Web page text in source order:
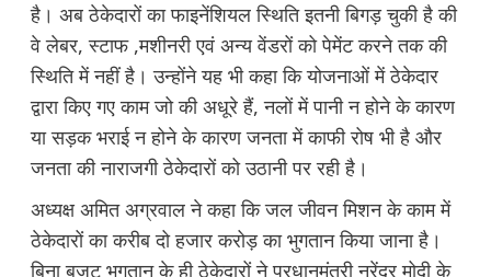
है। अब ठेकेदारों का फाइनेंशियल स्थिति इतनी बिगड़ चुकी है की
वे लेबर, स्टाफ ,मशीनरी एवं अन्य वेंडरों को पेमेंट करने तक की
स्थिति में नहीं है। उन्होंने यह भी कहा कि योजनाओं में ठेकेदार
द्वारा किए गए काम जो की अधूरे हैं, नलों में पानी न होने के कारण
या सड़क भराई न होने के कारण जनता में काफी रोष भी है और
जनता की नाराजगी ठेकेदारों को उठानी पर रही है।
अध्यक्ष अमित अग्रवाल ने कहा कि जल जीवन मिशन के काम में
ठेकेदारों का करीब दो हजार करोड़ का भुगतान किया जाना है।
बिना बजट भुगतान के ही ठेकेदारों ने प्रधानमंत्री नरेंद्र मोदी के